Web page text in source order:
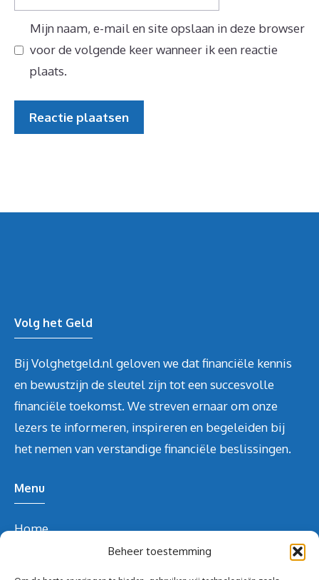
Beheer toestemming
Mijn naam, e-mail en site opslaan in deze browser
voor de volgende keer wanneer ik een reactie
plaats.
Volg het Geld
Bij Volghetgeld.nl geloven we dat financiële kennis
en bewustzijn de sleutel zijn tot een succesvolle
financiële toekomst. We streven ernaar om onze
lezers te informeren, inspireren en begeleiden bij
het nemen van verstandige financiële beslissingen.
Menu
Home